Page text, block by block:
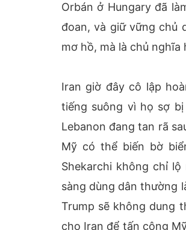
Orbán ở Hungary đã
đoan, và giữ vững chủ
mơ hồ, mà là chủ nghĩa
Iran giờ đây cô lập
tiếng suông vì họ sợ
Lebanon đang tan rã
Mỹ có thể biến bờ
Shekarchi không chỉ
sàng dùng dân thường
Trump sẽ không dung
cho Iran để tấn công